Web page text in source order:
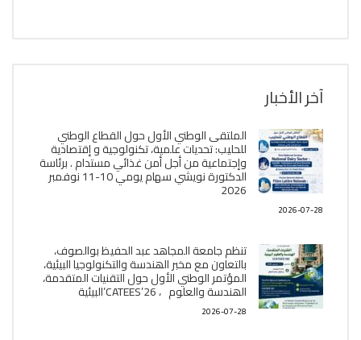
آخر الأخبار
الملتقى الوطني الأول حول القطاع الوطني
للحليب: تحديات علمية، تكنولوجية و إقتصادية
وإجتماعية من أجل أمن غذائي مستدام . برئاسة
الدكتورة نويشي سهام يومي 10-11 نوفمبر
2026
2026-07-28
تنظم جامعة المجاهد عبد الحفيظ بوالصوف،
بالتعاون مع مخبر الھندسة والتكنولوجيا البیئیة،
المؤتمر الوطني الأول حول التقنيات المتقدمة،
الھندسة والعلوم ، CATEES’26’البیئية
2026-07-28